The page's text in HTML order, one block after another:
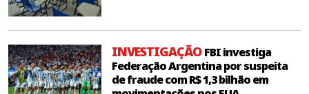
INVESTIGAÇÃOFBI investiga
Federação Argentina por suspeita
de fraude com R$ 1,3 bilhão em